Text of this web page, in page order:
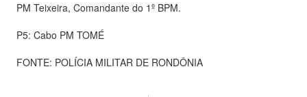
PM Teixeira, Comandante do 1º BPM.
P5: Cabo PM TOMÉ
FONTE: POLÍCIA MILITAR DE RONDÔNIA